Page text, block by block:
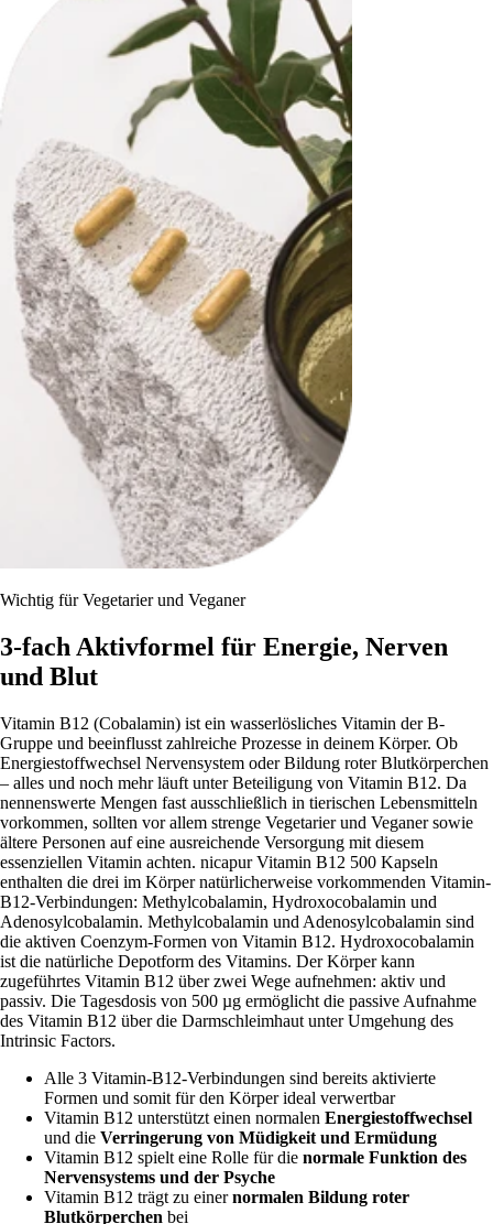
Wichtig für Vegetarier und Veganer
3-fach Aktivformel für Energie, Nerven
und Blut
Vitamin B12 (Cobalamin) ist ein wasserlösliches Vitamin der B-
Gruppe und beeinflusst zahlreiche Prozesse in deinem Körper. Ob
Energiestoffwechsel Nervensystem oder Bildung roter Blutkörperchen
– alles und noch mehr läuft unter Beteiligung von Vitamin B12. Da
nennenswerte Mengen fast ausschließlich in tierischen Lebensmitteln
vorkommen, sollten vor allem strenge Vegetarier und Veganer sowie
ältere Personen auf eine ausreichende Versorgung mit diesem
essenziellen Vitamin achten. nicapur Vitamin B12 500 Kapseln
enthalten die drei im Körper natürlicherweise vorkommenden Vitamin-
B12-Verbindungen: Methylcobalamin, Hydroxocobalamin und
Adenosylcobalamin. Methylcobalamin und Adenosylcobalamin sind
die aktiven Coenzym-Formen von Vitamin B12. Hydroxocobalamin
ist die natürliche Depotform des Vitamins. Der Körper kann
zugeführtes Vitamin B12 über zwei Wege aufnehmen: aktiv und
passiv. Die Tagesdosis von 500 µg ermöglicht die passive Aufnahme
des Vitamin B12 über die Darmschleimhaut unter Umgehung des
Intrinsic Factors.
Alle 3 Vitamin-B12-Verbindungen sind bereits aktivierte
Formen und somit für den Körper ideal verwertbar
Vitamin B12 unterstützt einen normalen Energiestoffwechsel
und die Verringerung von Müdigkeit und Ermüdung
Vitamin B12 spielt eine Rolle für die normale Funktion des
Nervensystems und der Psyche
Vitamin B12 trägt zu einernormalen Bildung roter
Blutkörperchen bei